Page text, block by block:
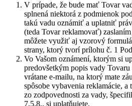
V prípade, že bude mať Tovar
splnená niektorá z podmienok
takú vadu oznámiť a uplatniť
(teda Tovar reklamovať)
môžete využiť aj vzorový
strany, ktorý tvorí prílohu č. 1
Vo Vašom oznámení, ktorým si
predovšetkým popis vady
vrátane e-mailu, na ktorý mate
spôsobe vybavenia reklamácie,
zo zodpovednosti za vady,
7.5.8., si uplatňujete.